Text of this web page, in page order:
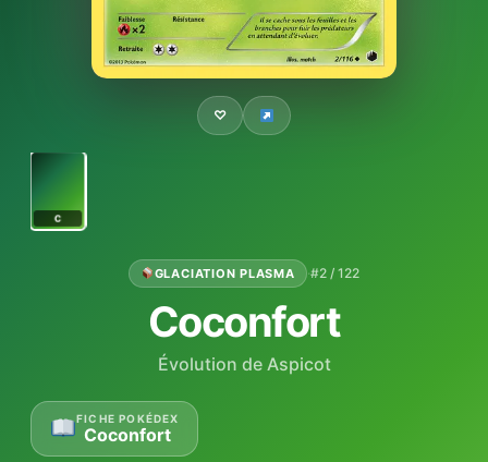
♡
C
GLACIATION PLASMA ·#2 / 122
Coconfort
Évolution de Aspicot
FICHE POKÉDEX
Coconfort